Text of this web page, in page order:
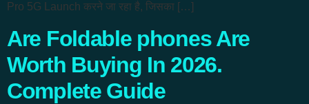
Pro 5G Launch करने जा रहा है, जिसका […]
Are Foldable phones Are
Worth Buying In 2026.
Complete Guide